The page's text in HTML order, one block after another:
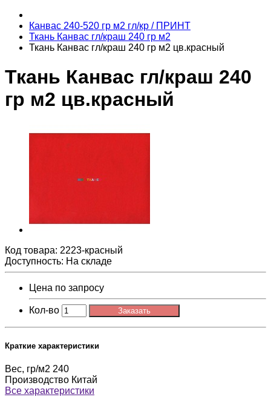
Канвас 240-520 гр м2 гл/кр / ПРИНТ
Ткань Канвас гл/краш 240 гр м2
Ткань Канвас гл/краш 240 гр м2 цв.красный
Ткань Канвас гл/краш 240
гр м2 цв.красный
Код товара: 2223-красный
Доступность: На складе
Цена по запросу
Кол-во Заказать
Краткие характеристики
Вес, гр/м2 240
Производство Китай
Все характеристики